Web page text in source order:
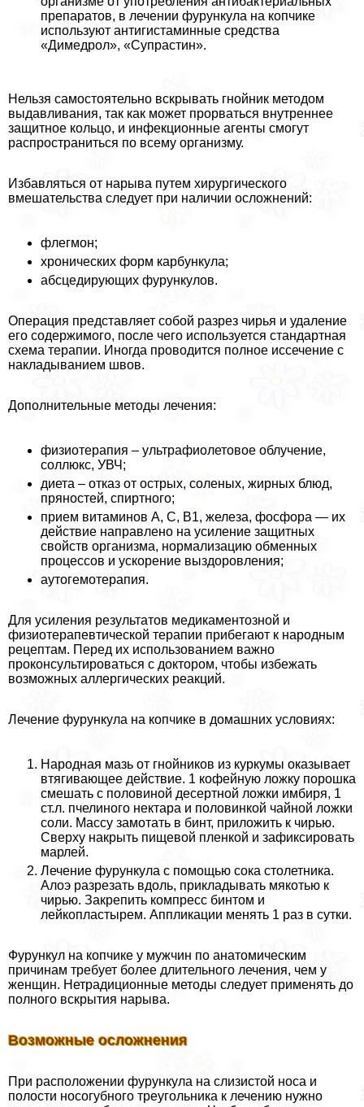
препаратов, в лечении фурункула на копчике
используют антигистаминные средства
«Димедрол», «Супрастин».
Нельзя самостоятельно вскрывать гнойник методом
выдавливания, так как может прорваться внутреннее
защитное кольцо, и инфекционные агенты смогут
распространиться по всему организму.
Избавляться от нарыва путем хирургического
вмешательства следует при наличии осложнений:
флегмон;
хронических форм карбункула;
абсцедирующих фурункулов.
Операция представляет собой разрез чирья и удаление
его содержимого, после чего используется стандартная
схема терапии. Иногда проводится полное иссечение с
накладыванием швов.
Дополнительные методы лечения:
физиотерапия – ультрафиолетовое облучение,
соллюкс, УВЧ;
диета – отказ от острых, соленых, жирных блюд,
пряностей, спиртного;
прием витаминов А, С, В1, железа, фосфора — их
действие направлено на усиление защитных
свойств организма, нормализацию обменных
процессов и ускорение выздоровления;
аутогемотерапия.
Для усиления результатов медикаментозной и
физиотерапевтической терапии прибегают к народным
рецептам. Перед их использованием важно
проконсультироваться с доктором, чтобы избежать
возможных аллергических реакций.
Лечение фурункула на копчике в домашних условиях:
Народная мазь от гнойников из куркумы оказывает
втягивающее действие. 1 кофейную ложку порошка
смешать с половиной десертной ложки имбиря, 1
ст.л. пчелиного нектара и половинкой чайной ложки
соли. Массу замотать в бинт, приложить к чирью.
Сверху накрыть пищевой пленкой и зафиксировать
марлей.
Лечение фурункула с помощью сока столетника.
Алоэ разрезать вдоль, прикладывать мякотью к
чирью. Закрепить компресс бинтом и
лейкопластырем. Аппликации менять 1 раз в сутки.
Фурункул на копчике у мужчин по анатомическим
причинам требует более длительного лечения, чем у
женщин. Нетрадиционные методы следует применять до
полного вскрытия нарыва.
Возможные осложнения
При расположении фурункула на слизистой носа и
полости носогубного треугольника к лечению нужно